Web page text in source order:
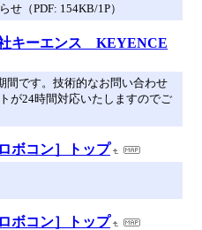
（PDF: 154KB/1P）
キーエンス KEYENCE
間です。技術的なお問い合わせ
が24時間対応いたしますのでご
ボコン］トップ
ボコン］トップ